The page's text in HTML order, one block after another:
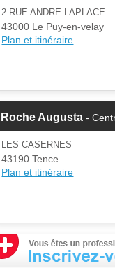
2 RUE ANDRE LAPLACE
43000 Le Puy-en-velay
Plan et itinéraire
Roche Augusta -
LES CASERNES
43190 Tence
Plan et itinéraire